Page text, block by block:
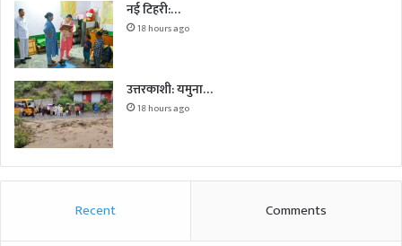
नई टिहरी:…
18 hours ago
उत्तरकाशी: यमुना…
18 hours ago
Recent Comments